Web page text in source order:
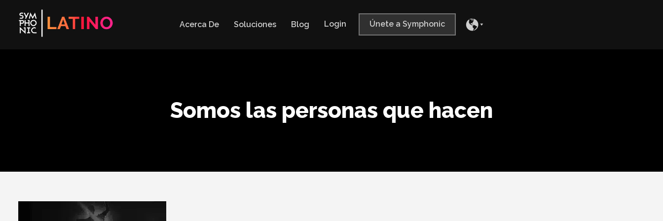
Acerca De Soluciones Blog Login Únete a Symphonic
Somos las personas que hacen